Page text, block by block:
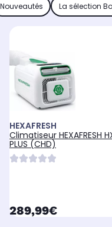
Nouveautés La sélection
HEXAFRESH
Climatiseur HEXAFRESH
PLUS (CHD)
currentPrice
289,99€